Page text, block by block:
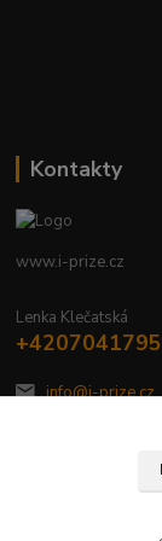
Kontakty
www.i-prize.cz
Lenka Klečatská
info@i-prize.cz